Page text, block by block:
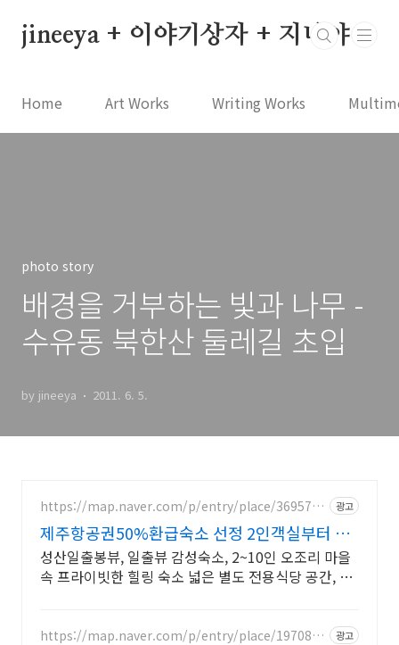
jineeya + 이야기상자 + 지니야
Home Art Works Writing Works
photo story
배경을 거부하는 빛과 나무 -
수유동 북한산 둘레길 초입
by jineeya 2011. 6. 5.
https://map.naver.com/p/entry/place/3695773
광고
제주항공권50%환급숙소 선정 2인객실부터 10
인객실 구성
성산일출봉뷰, 일출뷰 감성숙소, 2~10인 오조리 마을
속 프라이빗한 힐링 숙소 넓은 별도 전용식당 공간, 올
https://map.naver.com/p/entry/place/1970846
광고